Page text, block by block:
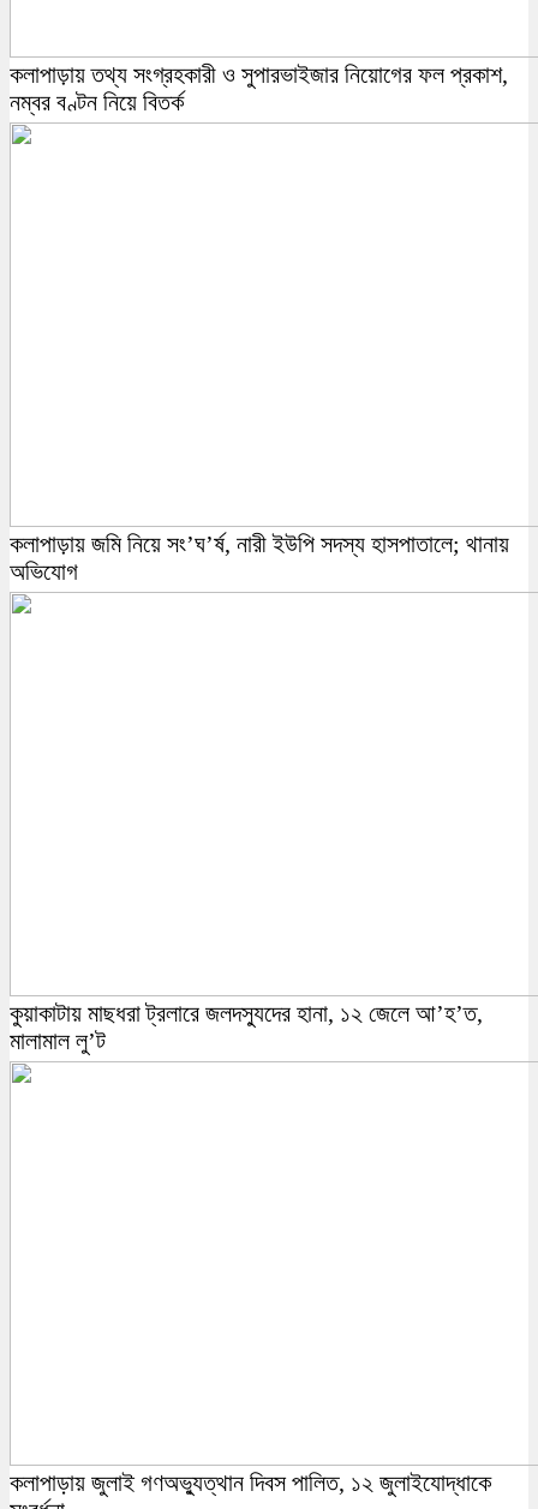
কলাপাড়ায় তথ্য সংগ্রহকারী ও সুপারভাইজার নিয়োগের ফল প্রকাশ,
নম্বর বণ্টন নিয়ে বিতর্ক
কলাপাড়ায় জমি নিয়ে সং’ঘ’র্ষ, নারী ইউপি সদস্য হাসপাতালে; থানায়
অভিযোগ
কুয়াকাটায় মাছধরা ট্রলারে জলদস্যুদের হানা, ১২ জেলে আ’হ’ত,
মালামাল লু’ট
কলাপাড়ায় জুলাই গণঅভ্যুত্থান দিবস পালিত, ১২ জুলাইযোদ্ধাকে